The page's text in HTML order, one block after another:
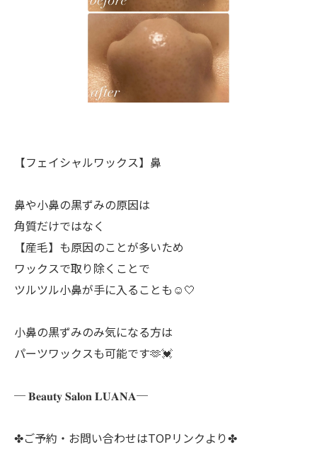
【フェイシャルワックス】鼻
鼻や小鼻の黒ずみの原因は
角質だけではなく
【産毛】も原因のことが多いため
ワックスで取り除くことで
ツルツル小鼻が手に入ることも☺️🤍
小鼻の黒ずみのみ気になる方は
パーツワックスも可能です🫶💓
─ 𝐁𝐞𝐚𝐮𝐭𝐲 𝐒𝐚𝐥𝐨𝐧 𝐋𝐔𝐀𝐍𝐀─
✤ご予約・お問い合わせはTOPリンクより✤